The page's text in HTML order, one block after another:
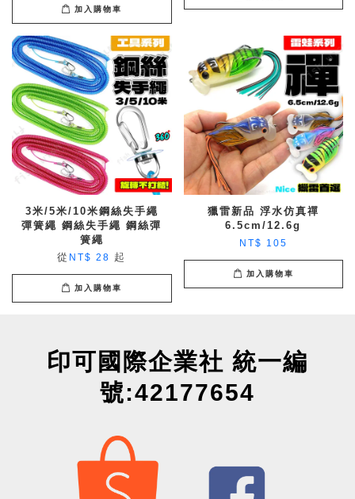
加入購物車
3米/5米/10米鋼絲失手繩
彈簧繩 鋼絲失手繩 鋼絲彈
簧繩
從 NT$ 28 起
加入購物車
獵雷新品 浮水仿真禪
6.5cm/12.6g
NT$ 105
加入購物車
印可國際企業社 統一編
號:42177654